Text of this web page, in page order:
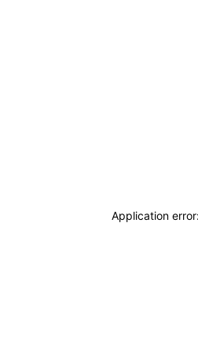
Application